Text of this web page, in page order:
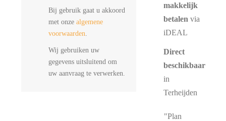
Bij gebruik gaat u akkoord
met onze algemene
voorwaarden.
Wij gebruiken uw
gegevens uitsluitend om
uw aanvraag te verwerken.
makkelijk
betalen via
iDEAL
Direct
beschikbaar
in
Terheijden
"Plan